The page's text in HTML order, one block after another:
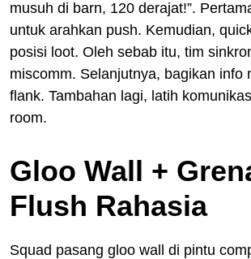
musuh di barn, 120 derajat!”.
untuk arahkan push. Kemudian,
posisi loot. Oleh sebab itu, tim
miscomm. Selanjutnya, bagikan info
flank. Tambahan lagi, latih
room.
Gloo Wall +
Flush Rahasia
Squad pasang gloo wall di pintu